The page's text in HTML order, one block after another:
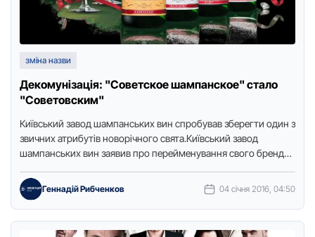
зміна назви
Декомунізація: "Советское шампанское" стало
"Советовским"
Київський завод шампанських вин спробував зберегти один з
звичних атрибутів новорічного свята.Київський завод
шампанських вин заявив про перейменування свого бренду
Геннадій Рибченков 04 січня 2016, 04:50